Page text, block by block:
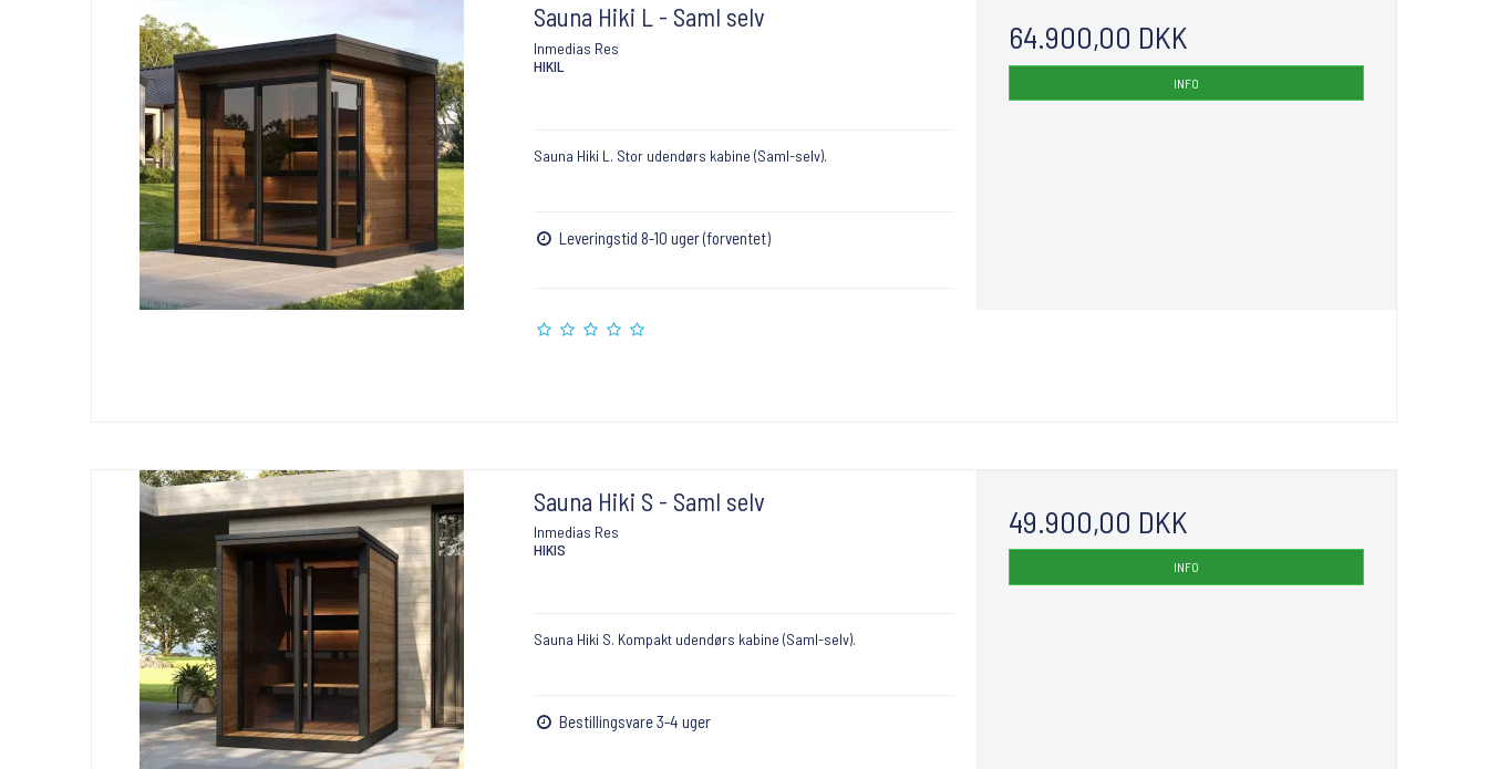
Sauna Hiki L - Saml selv
Inmedias Res
HIKIL
Sauna Hiki L. Stor udendørs kabine (Saml-selv).
Leveringstid 8-10 uger (forventet)
64.900,00 DKK
INFO
Sauna Hiki S - Saml selv
Inmedias Res
HIKIS
Sauna Hiki S. Kompakt udendørs kabine (Saml-selv).
Bestillingsvare 3-4 uger
49.900,00 DKK
INFO